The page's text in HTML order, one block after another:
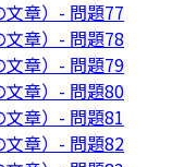
章）- 問題77
章）- 問題78
文章）- 問題79
文章）- 問題80
章）- 問題81
文章）- 問題82